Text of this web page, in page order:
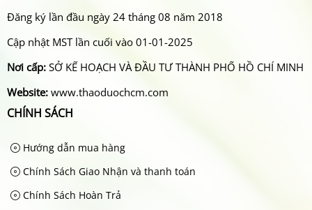
Đăng ký lần đầu ngày 24 tháng 08 năm 2018
Cập nhật MST lần cuối vào 01-01-2025
Nơi cấp: SỞ KẾ HOẠCH VÀ ĐẦU TƯ THÀNH PHỐ HỒ CHÍ MINH
Website: www.thaoduochcm.com
CHÍNH SÁCH
Hướng dẫn mua hàng
Chính Sách Giao Nhận và thanh toán
Chính Sách Hoàn Trả